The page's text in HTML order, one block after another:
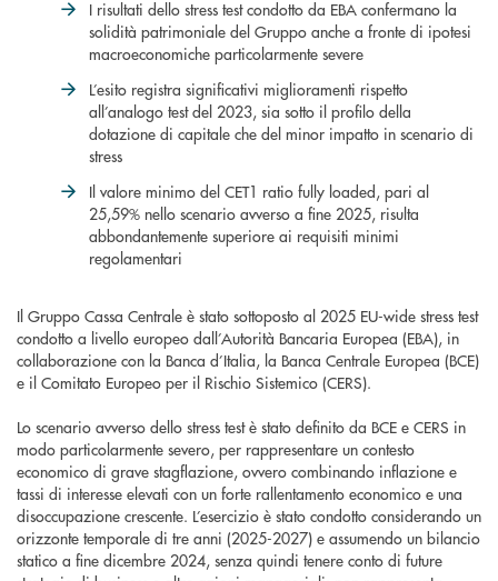
I risultati dello stress test condotto da EBA confermano la
solidità patrimoniale del Gruppo anche a fronte di ipotesi
macroeconomiche particolarmente severe
L’esito registra significativi miglioramenti rispetto
all’analogo test del 2023, sia sotto il profilo della
dotazione di capitale che del minor impatto in scenario di
stress
Il valore minimo del CET1 ratio fully loaded, pari al
25,59% nello scenario avverso a fine 2025, risulta
abbondantemente superiore ai requisiti minimi
regolamentari
Il Gruppo Cassa Centrale è stato sottoposto al 2025 EU-wide stress test
condotto a livello europeo dall’Autorità Bancaria Europea (EBA), in
collaborazione con la Banca d’Italia, la Banca Centrale Europea (BCE)
e il Comitato Europeo per il Rischio Sistemico (CERS).
Lo scenario avverso dello stress test è stato definito da BCE e CERS in
modo particolarmente severo, per rappresentare un contesto
economico di grave stagflazione, ovvero combinando inflazione e
tassi di interesse elevati con un forte rallentamento economico e una
disoccupazione crescente. L’esercizio è stato condotto considerando un
orizzonte temporale di tre anni (2025-2027) e assumendo un bilancio
statico a fine dicembre 2024, senza quindi tenere conto di future